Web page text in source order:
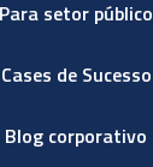
Para setor público
Cases de Sucesso
Blog corporativo